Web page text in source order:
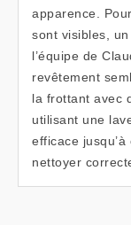
apparence.
sont visibles,
l’équipe de
revêtement
la frottant avec
utilisant une
efficace
nettoyer